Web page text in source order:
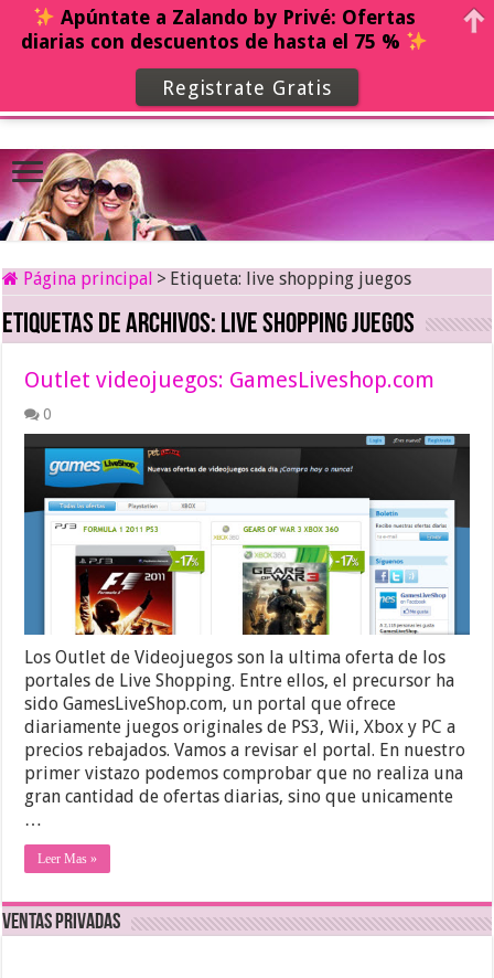
Página principal > Etiqueta: live shopping juegos
Etiquetas de archivos: live shopping juegos
Outlet videojuegos: GamesLiveshop.com
0
Los Outlet de Videojuegos son la ultima oferta de los
portales de Live Shopping. Entre ellos, el precursor ha
sido GamesLiveShop.com, un portal que ofrece
diariamente juegos originales de PS3, Wii, Xbox y PC a
precios rebajados. Vamos a revisar el portal. En nuestro
primer vistazo podemos comprobar que no realiza una
gran cantidad de ofertas diarias, sino que unicamente
…
Leer Mas »
Ventas Privadas
Apúntate a Zalando by Privé: Ofertas
diarias con descuentos de hasta el 75 %
Registrate Gratis